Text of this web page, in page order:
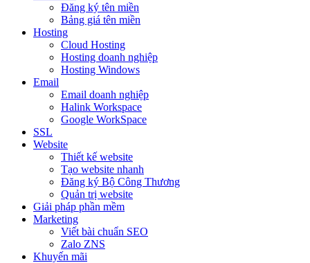
Đăng ký tên miền
Bảng giá tên miền
Hosting
Cloud Hosting
Hosting doanh nghiệp
Hosting Windows
Email
Email doanh nghiệp
Halink Workspace
Google WorkSpace
SSL
Website
Thiết kế website
Tạo website nhanh
Đăng ký Bộ Công Thương
Quản trị website
Giải pháp phần mềm
Marketing
Viết bài chuẩn SEO
Zalo ZNS
Khuyến mãi